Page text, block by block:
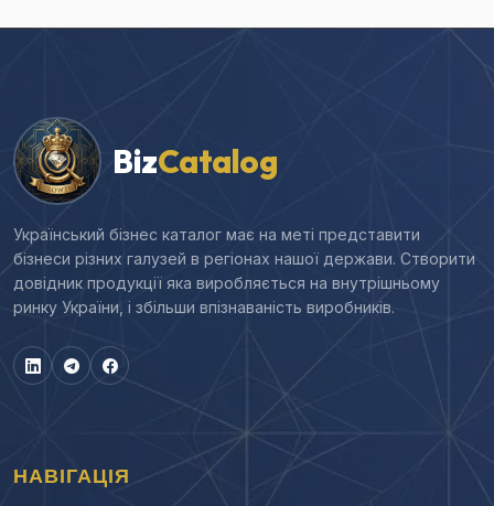
BizCatalog
Український бізнес каталог має на меті представити
бізнеси різних галузей в регіонах нашої держави. Створити
довідник продукції яка виробляється на внутрішньому
ринку України, і збільши впізнаваність виробників.
НАВІГАЦІЯ